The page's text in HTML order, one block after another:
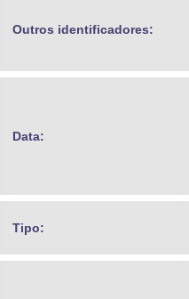
Outros identificadores:
Data:
Tipo: